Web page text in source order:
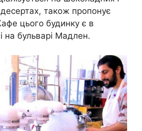
також пропонує
цього будинку є в
на бульварі Мадлен.